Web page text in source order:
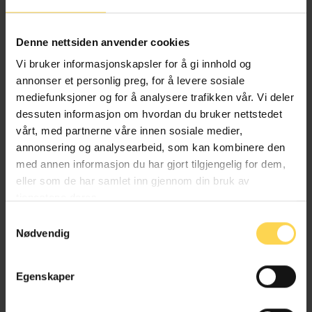
Denne nettsiden anvender cookies
Vi bruker informasjonskapsler for å gi innhold og
annonser et personlig preg, for å levere sosiale
mediefunksjoner og for å analysere trafikken vår. Vi deler
dessuten informasjon om hvordan du bruker nettstedet
vårt, med partnerne våre innen sosiale medier,
annonsering og analysearbeid, som kan kombinere den
med annen informasjon du har gjort tilgjengelig for dem,
eller som de har samlet inn gjennom din bruk av
Nødvendig
Egenskaper
Helse- og omsorgsrett
Angrerettloven
EU/EØS-rett
Forbruker-, kjøps- og konkurranserett